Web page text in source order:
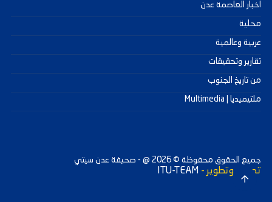
اخبار العاصمة عدن
محلية
عربية وعالمية
تقارير وتحقيقات
من تاريخ الجنوب
ملتيميديا | Multimedia
جميع الحقوق محفوظة © 2026 @ - صحيفة عدن سيتي
تصميم وتطوير - ITU-TEAM